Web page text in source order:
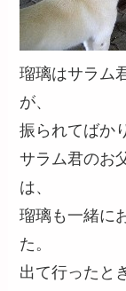
瑠璃はサラム
が、
振られてばか
サラム君のお
は、
瑠璃も一緒に
た。
出て行ったと